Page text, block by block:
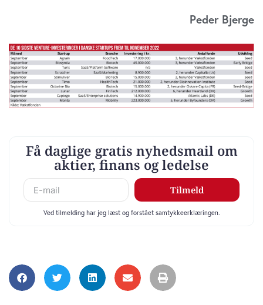
Peder Bjerge